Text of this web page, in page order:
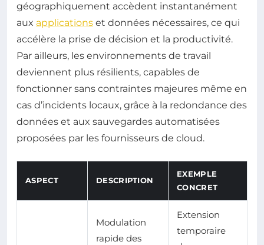
géographiquement accèdent instantanément
aux applications et données nécessaires, ce qui
accélère la prise de décision et la productivité.
Par ailleurs, les environnements de travail
deviennent plus résilients, capables de
fonctionner sans contraintes majeures même en
cas d’incidents locaux, grâce à la redondance des
données et aux sauvegardes automatisées
proposées par les fournisseurs de cloud.
ASPECT DESCRIPTION
EXEMPLE
CONCRET
Modulation
rapide des
Extension
temporaire